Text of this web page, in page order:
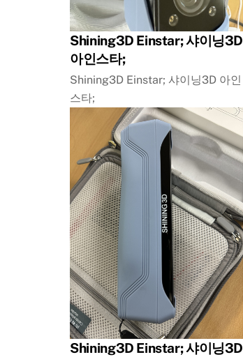
Shining3D Einstar; 샤이닝3D
아인스타;
Shining3D Einstar; 샤이닝3D 아인
스타;
Shining3D Einstar; 샤이닝3D